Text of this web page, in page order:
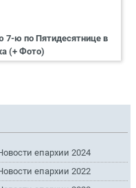
7-ю по Пятидесятнице в
(+ Фото)
епархии 2024
епархии 2022